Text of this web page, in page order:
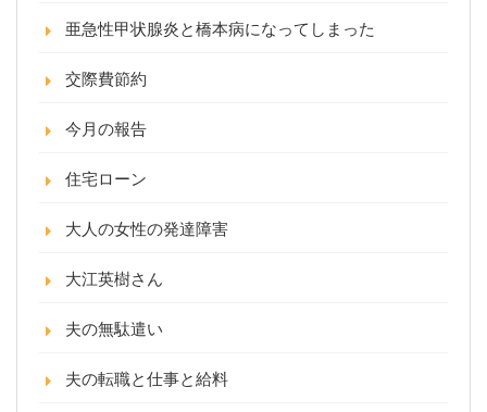
亜急性甲状腺炎と橋本病になってしまった
交際費節約
今月の報告
住宅ローン
大人の女性の発達障害
大江英樹さん
夫の無駄遣い
夫の転職と仕事と給料